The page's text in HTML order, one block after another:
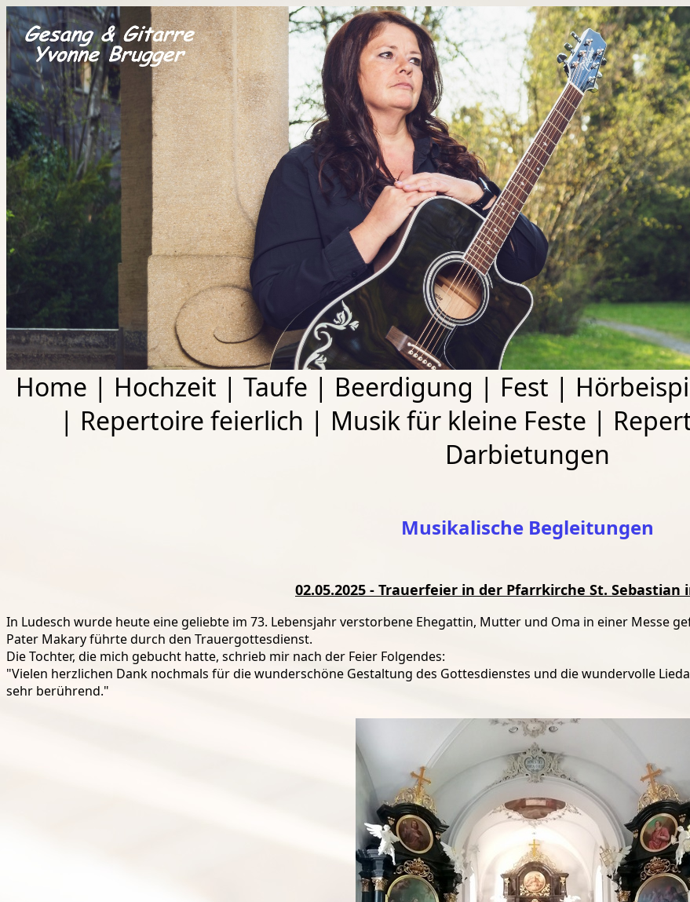
Home | Hochzeit | Taufe | Beerdigung | Fest |
| Repertoire feierlich | Musik für kleine Feste |
Darbietungen
Musikalische Begleitungen
02.05.2025 - Trauerfeier in der Pfarrkirche St. Sebastian
In Ludesch wurde heute eine geliebte im 73. Lebensjahr verstorbene Ehegattin, Mutter und Oma in einer Messe
Pater Makary führte durch den Trauergottesdienst.
Die Tochter, die mich gebucht hatte, schrieb mir nach der Feier Folgendes:
"Vielen herzlichen Dank nochmals für die wunderschöne Gestaltung des Gottesdienstes und die wundervolle
sehr berührend."